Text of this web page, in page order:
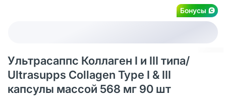
Бонусы
Ультрасаппс Коллаген I и III типа/
Ultrasupps Collagen Type I & III
капсулы массой 568 мг 90 шт